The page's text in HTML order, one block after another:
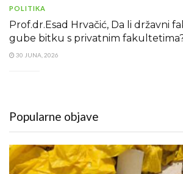
POLITIKA
Prof.dr.Esad Hrvačić, Da li državni
gube bitku s privatnim
30 JUNA, 2026
Popularne objave